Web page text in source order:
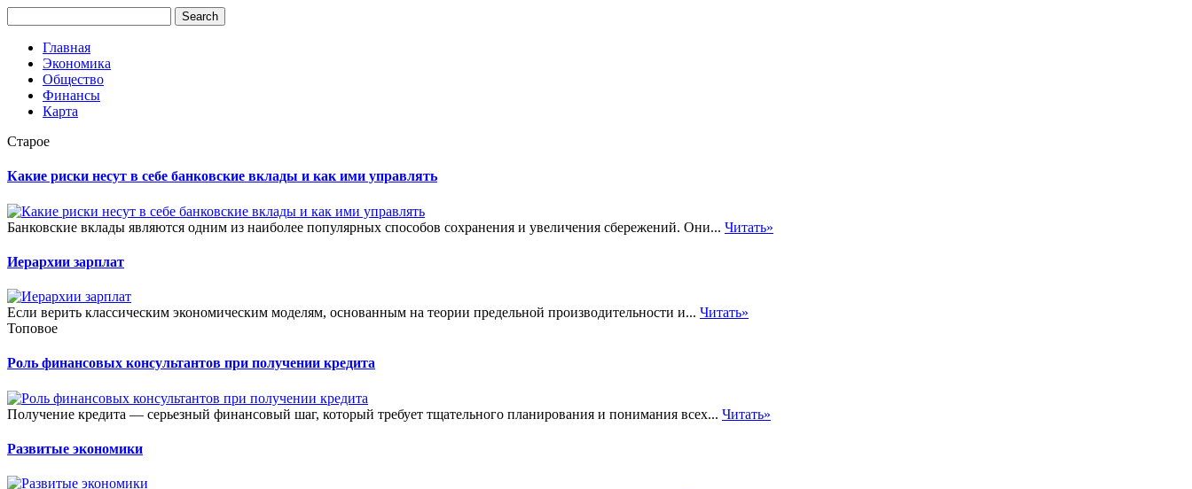
Главная
Экономика
Общество
Финансы
Карта
Старое
Какие риски несут в себе банковские вклады и как ими управлять
Банковские вклады являются одним из наиболее популярных способов сохранения и увеличения сбережений. Они... Читать»
Иерархии зарплат
Если верить классическим экономическим моделям, основанным на теории предельной производительности и... Читать»
Топовое
Роль финансовых консультантов при получении кредита
Получение кредита — серьезный финансовый шаг, который требует тщательного планирования и понимания всех... Читать»
Развитые экономики